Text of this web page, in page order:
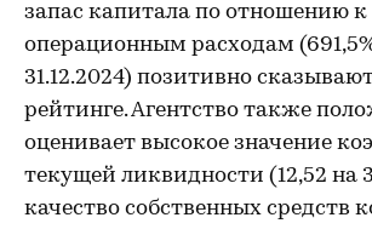
запас капитала по отношению к
операционным расходам
31.12.2024) позитивно
рейтинге. Агентство также
оценивает высокое значение
текущей ликвидности (12,52 на
качество собственных средств